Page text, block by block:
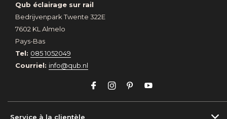
Qub éclairage sur rail
Bedrijvenpark Twente 322E
7602 KL Almelo
Pays-Bas
Tel: 085 1052049
Courriel: info@qub.nl
Service à la clientèle